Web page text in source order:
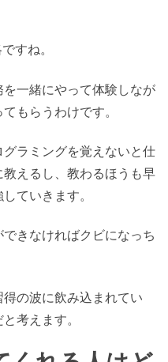
すね。
一緒にやって体験しなが
もらうわけです。
ラミングを覚えないと仕
えるし、教わるほうも早
ていきます。
きなければクビになっち
の波に飲み込まれてい
考えます。